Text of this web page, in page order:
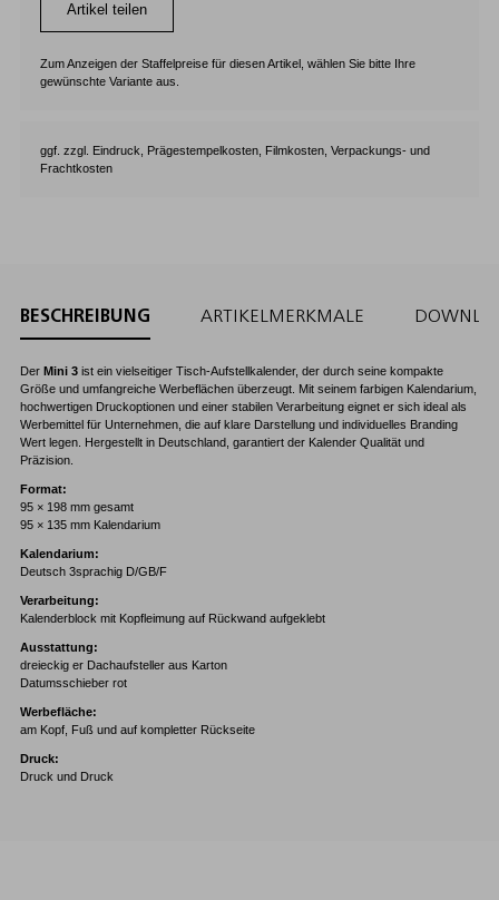
Artikel teilen
Zum Anzeigen der Staffelpreise für diesen Artikel, wählen Sie bitte Ihre
gewünschte Variante aus.
ggf. zzgl. Eindruck, Prägestempelkosten, Filmkosten, Verpackungs- und
Frachtkosten
BESCHREIBUNG ARTIKELMERKMALE
Der Mini 3 ist ein vielseitiger Tisch-Aufstellkalender, der durch seine kompakte
Größe und umfangreiche Werbeflächen überzeugt. Mit seinem farbigen Kalendarium,
hochwertigen Druckoptionen und einer stabilen Verarbeitung eignet er sich ideal als
Werbemittel für Unternehmen, die auf klare Darstellung und individuelles Branding
Wert legen. Hergestellt in Deutschland, garantiert der Kalender Qualität und
Präzision.
Format:
95 × 198 mm gesamt
95 × 135 mm Kalendarium
Kalendarium:
Deutsch 3sprachig D/GB/F
Verarbeitung:
Kalenderblock mit Kopfleimung auf Rückwand aufgeklebt
Ausstattung:
dreieckig er Dachaufsteller aus Karton
Datumsschieber rot
Werbefläche:
am Kopf, Fuß und auf kompletter Rückseite
Druck:
Druck und Druck